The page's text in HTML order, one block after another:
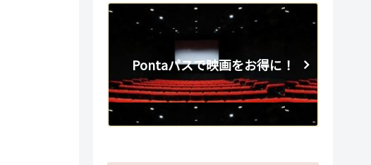
Pontaパスで映画をお得に！